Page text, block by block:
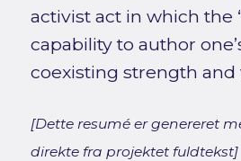
activist act in which the
capability to author
coexisting strength and
[Dette resumé er genereret
direkte fra projektet fuldtekst]